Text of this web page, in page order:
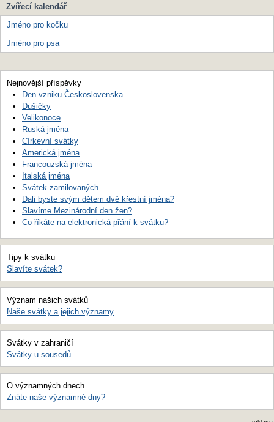
Zvířecí kalendář
Jméno pro kočku
Jméno pro psa
Nejnovější příspěvky
Den vzniku Československa
Dušičky
Velikonoce
Ruská jména
Církevní svátky
Americká jména
Francouzská jména
Italská jména
Svátek zamilovaných
Dali byste svým dětem dvě křestní jména?
Slavíme Mezinárodní den žen?
Co říkáte na elektronická přání k svátku?
Tipy k svátku
Slavíte svátek?
Význam našich svátků
Naše svátky a jejich významy
Svátky v zahraničí
Svátky u sousedů
O významných dnech
Znáte naše významné dny?